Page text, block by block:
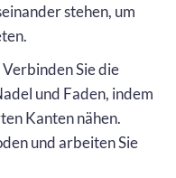
stehen, um
Verbinden Sie die
und Faden, indem
Kanten nähen.
und arbeiten Sie